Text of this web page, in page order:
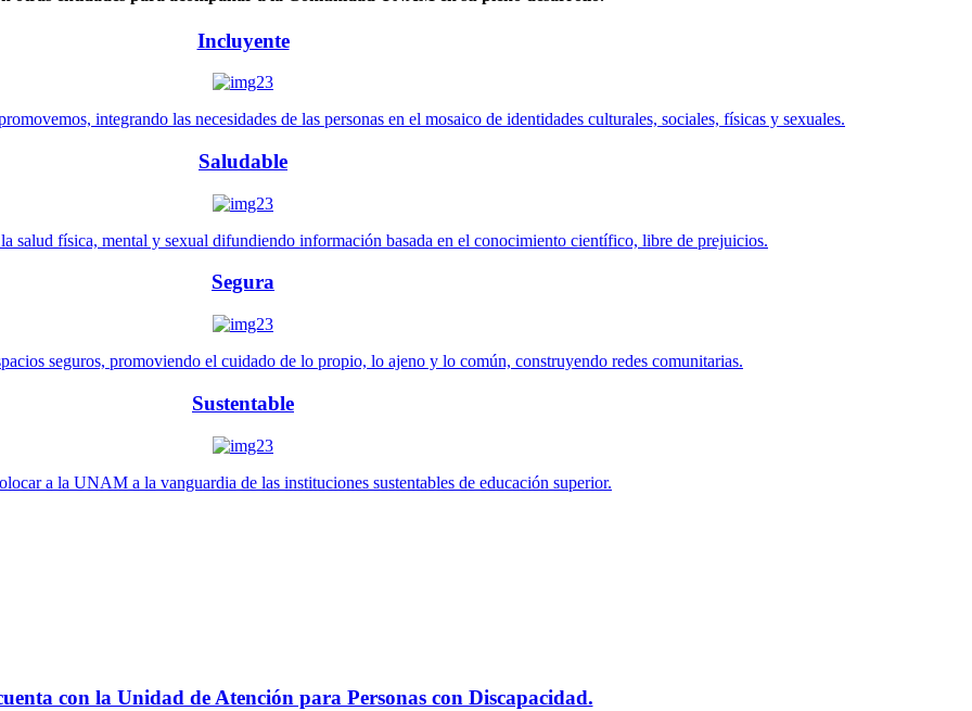
Incluyente
integrando las necesidades de las personas en el mosaico de identidades culturales, sociales, físicas y sexuales.
Saludable
salud física, mental y sexual difundiendo información basada en el conocimiento científico, libre de prejuicios.
Segura
seguros, promoviendo el cuidado de lo propio, lo ajeno y lo común, construyendo redes comunitarias.
Sustentable
a la UNAM a la vanguardia de las instituciones sustentables de educación superior.
con la Unidad de Atención para Personas con Discapacidad.